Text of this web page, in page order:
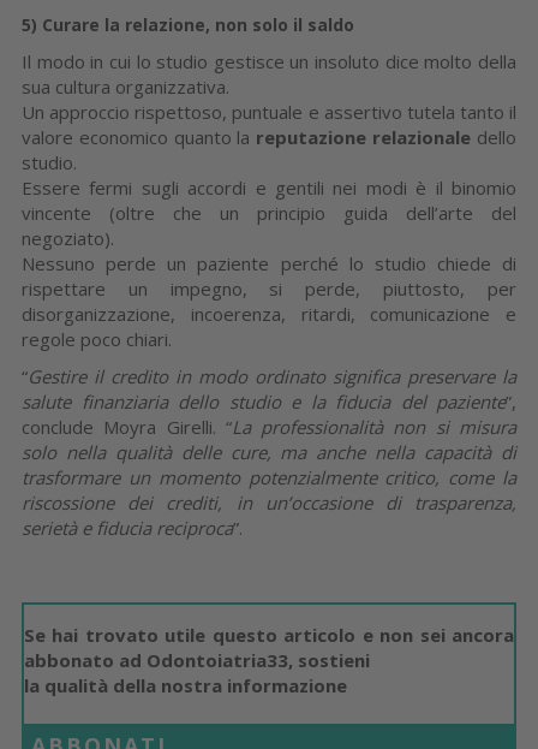
5) Curare la relazione, non solo il saldo
Il modo in cui lo studio gestisce un insoluto dice molto della
sua cultura organizzativa.
Un approccio rispettoso, puntuale e assertivo tutela tanto il
valore economico quanto la reputazione relazionale dello
studio.
Essere fermi sugli accordi e gentili nei modi è il binomio
vincente (oltre che un principio guida dell’arte del
negoziato).
Nessuno perde un paziente perché lo studio chiede di
rispettare un impegno, si perde, piuttosto, per
disorganizzazione, incoerenza, ritardi, comunicazione e
regole poco chiari.
“Gestire il credito in modo ordinato significa preservare la
salute finanziaria dello studio e la fiducia del paziente”,
conclude Moyra Girelli. “La professionalità non si misura
solo nella qualità delle cure, ma anche nella capacità di
trasformare un momento potenzialmente critico, come la
riscossione dei crediti, in un’occasione di trasparenza,
serietà e fiducia reciproca”.
Se hai trovato utile questo articolo e non sei ancora
abbonato ad Odontoiatria33, sostieni
la qualità della nostra informazione